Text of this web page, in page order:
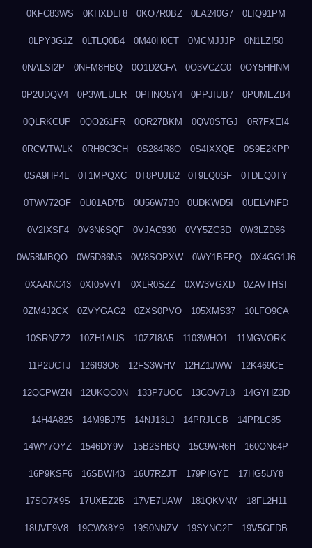
0KFC83WS 0KHXDLT8 0KO7R0BZ 0LA240G7 0LIQ91PM
0LPY3G1Z 0LTLQ0B4 0M40H0CT 0MCMJJJP 0N1LZI50
0NALSI2P 0NFM8HBQ 0O1D2CFA 0O3VCZC0 0OY5HHNM
0P2UDQV4 0P3WEUER 0PHNO5Y4 0PPJIUB7 0PUMEZB4
0QLRKCUP 0QO261FR 0QR27BKM 0QV0STGJ 0R7FXEI4
0RCWTWLK 0RH9C3CH 0S284R8O 0S4IXXQE 0S9E2KPP
0SA9HP4L 0T1MPQXC 0T8PUJB2 0T9LQ0SF 0TDEQ0TY
0TWV72OF 0U01AD7B 0U56W7B0 0UDKWD5I 0UELVNFD
0V2IXSF4 0V3N6SQF 0VJAC930 0VY5ZG3D 0W3LZD86
0W58MBQO 0W5D86N5 0W8SOPXW 0WY1BFPQ 0X4GG1J6
0XAANC43 0XI05VVT 0XLR0SZZ 0XW3VGXD 0ZAVTHSI
0ZM4J2CX 0ZVYGAG2 0ZXS0PVO 105XMS37 10LFO9CA
10SRNZZ2 10ZH1AUS 10ZZI8A5 1103WHO1 11MGVORK
11P2UCTJ 126I93O6 12FS3WHV 12HZ1JWW 12K469CE
12QCPWZN 12UKQO0N 133P7UOC 13COV7L8 14GYHZ3D
14H4A825 14M9BJ75 14NJ13LJ 14PRJLGB 14PRLC85
14WY7OYZ 1546DY9V 15B2SHBQ 15C9WR6H 160ON64P
16P9KSF6 16SBWI43 16U7RZJT 179PIGYE 17HG5UY8
17SO7X9S 17UXEZ2B 17VE7UAW 181QKVNV 18FL2H11
18UVF9V8 19CWX8Y9 19S0NNZV 19SYNG2F 19V5GFDB